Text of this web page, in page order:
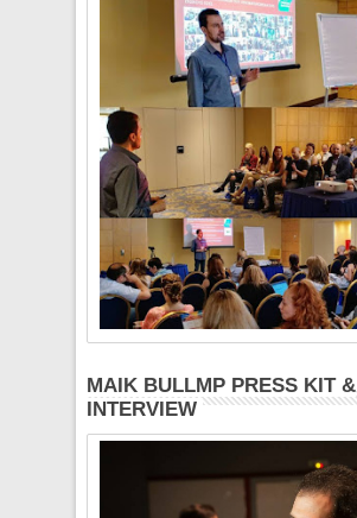
MAIK BULLMP PRESS KIT &
INTERVIEW